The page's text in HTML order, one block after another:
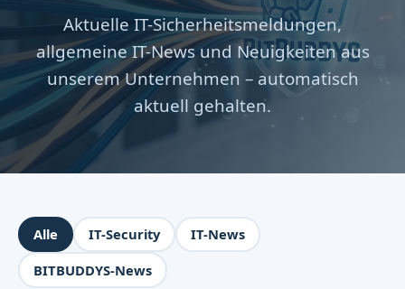
Aktuelle IT-Sicherheitsmeldungen,
allgemeine IT-News und Neuigkeiten aus
unserem Unternehmen – automatisch
aktuell gehalten.
Alle IT-Security
IT-News
BITBUDDYS-News